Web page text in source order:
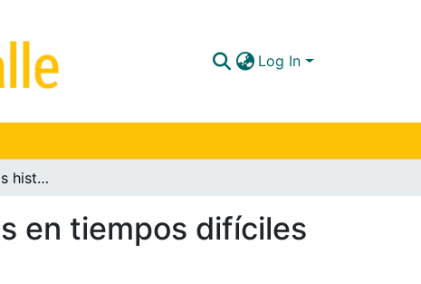
Log In
Outsiders : sobre las historias que nos contamos en tiempos difíciles y de las personas extrañas
en tiempos difíciles